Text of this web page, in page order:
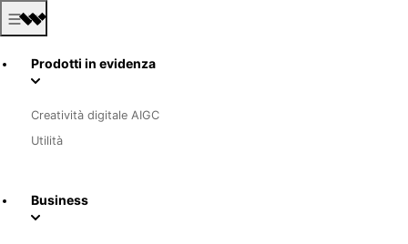
Prodotti in evidenza
Creatività digitale AIGC
Utilità
Business